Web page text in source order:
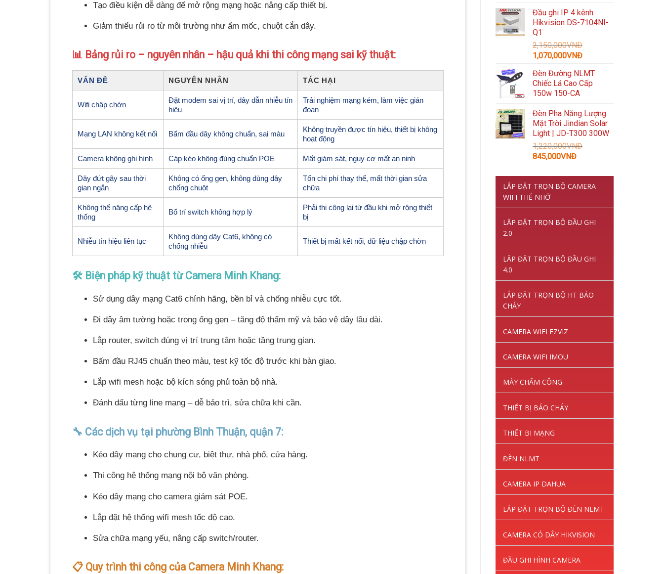
Tạo điều kiện dễ dàng để mở rộng mạng hoặc nâng cấp thiết bị.
Giảm thiểu rủi ro từ môi trường như ẩm mốc, chuột cắn dây.
📊 Bảng rủi ro – nguyên nhân – hậu quả khi thi công mạng sai kỹ thuật:
VẤN ĐỀ NGUYÊN NHÂN TÁC HẠI
Wifi chập chờn
Đặt modem sai vị trí, dây dẫn nhiễu tín
hiệu
Trải nghiệm mạng kém, làm việc gián
đoạn
Mạng LAN không kết nối Bấm đầu dây không chuẩn, sai màu
Không truyền được tín hiệu, thiết bị không
hoạt động
Camera không ghi hình Cáp kéo không đúng chuẩn POE Mất giám sát, nguy cơ mất an ninh
Dây đứt gãy sau thời
gian ngắn
Không có ống gen, không dùng dây
chống chuột
Tốn chi phí thay thế, mất thời gian sửa
chữa
Không thể nâng cấp hệ
thống
Bố trí switch không hợp lý
Phải thi công lại từ đầu khi mở rộng thiết
bị
Nhiễu tín hiệu liên tục
Không dùng dây Cat6, không có
chống nhiễu
Thiết bị mất kết nối, dữ liệu chập chờn
🛠️ Biện pháp kỹ thuật từ Camera Minh Khang:
Sử dụng dây mạng Cat6 chính hãng, bền bỉ và chống nhiễu cực tốt.
Đi dây âm tường hoặc trong ống gen – tăng độ thẩm mỹ và bảo vệ dây lâu dài.
Lắp router, switch đúng vị trí trung tâm hoặc tầng trung gian.
Bấm đầu RJ45 chuẩn theo màu, test kỹ tốc độ trước khi bàn giao.
Lắp wifi mesh hoặc bộ kích sóng phủ toàn bộ nhà.
Đánh dấu từng line mạng – dễ bảo trì, sửa chữa khi cần.
🔧 Các dịch vụ tại phường Bình Thuận, quận 7:
Kéo dây mạng cho chung cư, biệt thự, nhà phố, cửa hàng.
Thi công hệ thống mạng nội bộ văn phòng.
Kéo dây mạng cho camera giám sát POE.
Lắp đặt hệ thống wifi mesh tốc độ cao.
Sửa chữa mạng yếu, nâng cấp switch/router.
📋 Quy trình thi công của Camera Minh Khang:
là:
5,959,000VNĐ.
tại
là:
Đầu ghi IP 4 kênh
Hikvision DS-7104NI-
Q1
2,150,000VNĐ
Giá
là:
2,150,000VNĐ.
1,070,000VNĐGiá
tại
là:
Đèn Đường NLMT
Chiếc Lá Cao Cấp
150w 150-CA
Đèn Pha Năng Lượng
Mặt Trời Jindian Solar
Light | JD-T300 300W
1,220,000VNĐ
Giá
là:
1,220,000VNĐ.
845,000VNĐGiá
tại
là:
LẮP ĐẶT TRỌN BỘ CAMERA
WIFI THẺ NHỚ
LĂP ĐẶT TRỌN BỘ ĐẦU GHI
2.0
LĂP ĐẶT TRỌN BỘ ĐẦU GHI
4.0
LẮP ĐẶT TRỌN BỘ HT BÁO
CHÁY
CAMERA WIFI EZVIZ
CAMERA WIFI IMOU
MÁY CHẤM CÔNG
THIẾT BỊ BÁO CHÁY
THIẾT BI MẠNG
ĐÈN NLMT
CAMERA IP DAHUA
LẮP ĐẶT TRỌN BỘ ĐÈN NLMT
CAMERA CÓ DÂY HIKVISION
ĐẦU GHI HÌNH CAMERA